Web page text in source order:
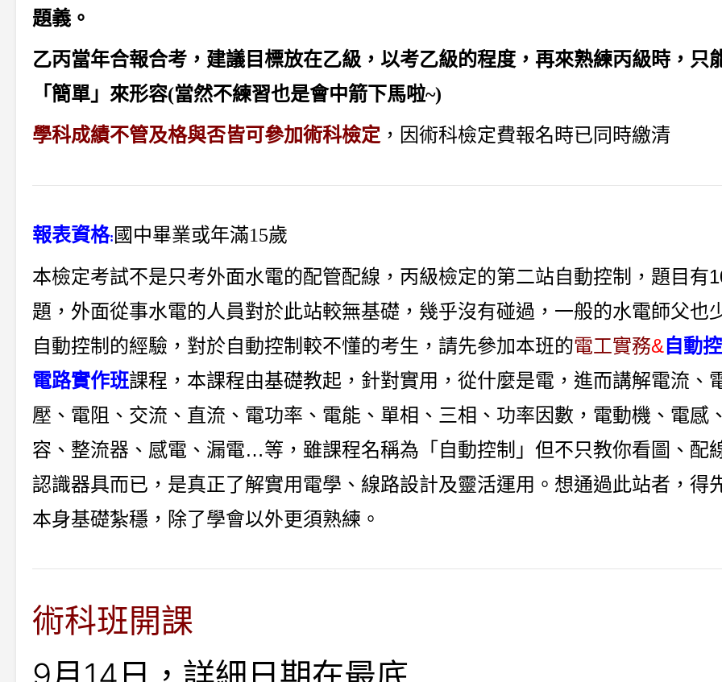
題義。
乙丙當年合報合考，建議目標放在乙級，以考乙級的程度，再來熟練丙級時，只
「簡單」來形容(當然不練習也是會中箭下馬啦~)
學科成績不管及格與否皆可參加術科檢定 ，因術科檢定費報名時已同時繳清
報表資格: 國中畢業或年滿15歲
本檢定考試不是只考外面水電的配管配線， 丙級檢定的第二站自動控制，題目有
題，外面從事水電的人員對於此站較無基礎，幾乎沒有碰過，一般的水電師父也
自動控制的經驗，對於自動控制較不懂的考生，請先參加本班的電工實務&自動
電路實作班課程，本課程由基礎教起，針對實用，從什麼是電，進而講解電流、
壓、電阻、 交流、直流、電功率、電能、單相、三相、功率因數，電動機、電感
容、整流器、感電、漏電…等，雖課程名稱為「自動控制」但不只教你看圖、配
認識器具而已，是真正了解實用電學、線路設計及靈活運用。 想通過此站者，得
本身基礎紮穩 ，除了學會以外更須熟練。
術科班開課